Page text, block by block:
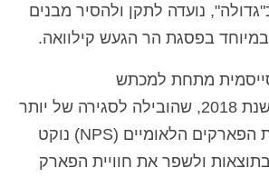
( צרפתית)
הונגרית)
)
נועדה לתקן ולהסיר מבנים
במיוחד בפסגת הר הגעש קילוואה.
מתחת למכתש
Halema'uma'u בשנת 2018, שהובילה לסגירה של יותר
ממאה ימים, שירות הפארקים הלאומיים (NPS) נוקט
ולשפר את חוויית הפארק